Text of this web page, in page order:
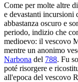
Come per molte altre
e devastanti incursioni
abbastanza oscuro e
periodo, indizio che
medioevo: il vescovo
mentre un anonimo
Narbona del 788. Fu
poté risorgere e
all'epoca del vescovo